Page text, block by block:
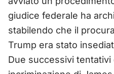
giudice federale ha
stabilendo che il
Trump era stato
Due successivi